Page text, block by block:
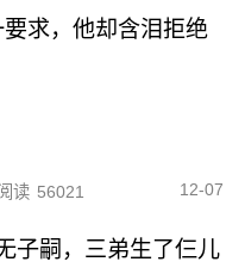
求，他却含泪拒绝
读 56021 12-07
子嗣，三弟生了仨儿